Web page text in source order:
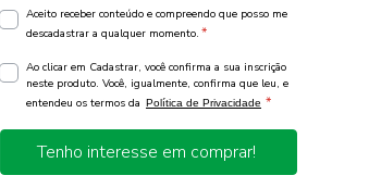
Aceito receber conteúdo e compreendo que posso me
descadastrar a qualquer momento. *
Ao clicar em Cadastrar, você confirma a sua inscrição
neste produto. Você, igualmente, confirma que leu, e
entendeu os termos da Política de Privacidade *
Tenho interesse em comprar!